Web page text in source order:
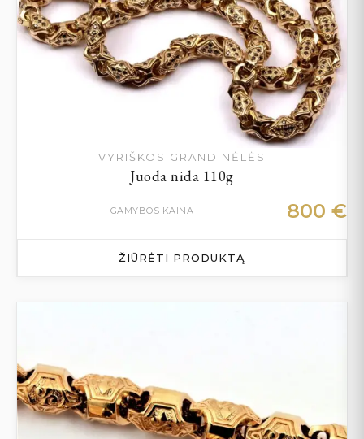
VYRIŠKOS GRANDINĖLĖS
Juoda nida 110g
GAMYBOS KAINA 800 €
ŽIŪRĖTI PRODUKTĄ